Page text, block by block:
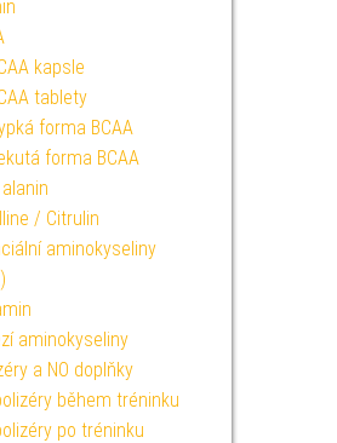
kapsle
tablety
forma BCAA
forma BCAA
/ Citrulin
aminokyseliny
aminokyseliny
a NO doplňky
během tréninku
po tréninku